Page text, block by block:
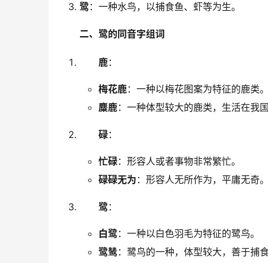
鹭：一种水鸟，以捕食鱼、虾等为生。
二、鹭的同音字组词
鹿：
梅花鹿：一种以梅花图案为特征的鹿类。
麋鹿：一种体型较大的鹿类，生活在我
碌：
忙碌：形容人或者事物非常繁忙。
碌碌无为 ：形容人无所作为，平庸无奇。
鹭：
白鹭：一种以白色羽毛为特征的鹭鸟。
鹭鸶：鹭鸟的一种，体型较大，善于捕食